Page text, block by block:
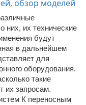
них, их технические
будут
в дальнейшем
для
оборудования.
такие
их запросам.
К переносным